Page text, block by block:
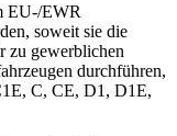
EU-/EWR
soweit sie die
zu gewerblichen
durchführen,
C, CE, D1, D1E,